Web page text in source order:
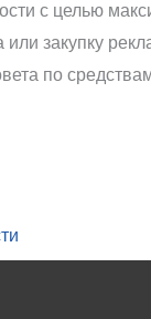
с целью
или закупку
по